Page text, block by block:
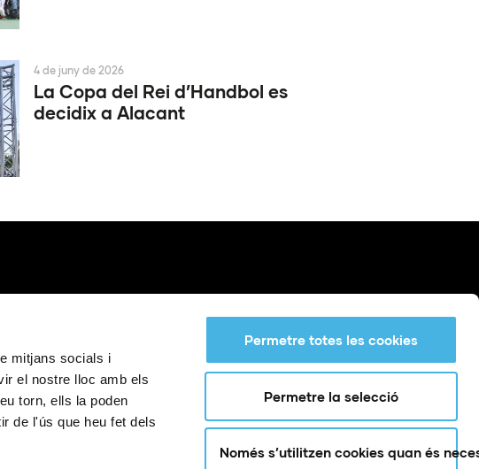
mitjans socials i
el nostre lloc amb els
torn, ells la poden
de l'ús que heu fet dels
Permetre totes les cookies
Permetre la selecció
Només s’utilitzen cookies quan és
La Copa del Rei d’Handbol es
decidix a Alacant
4 de juny de 2026
CENTRES NOTÍCIES